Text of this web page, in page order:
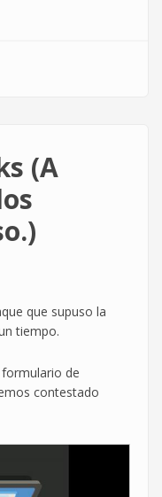
(A
que supuso la
tiempo.
de
contestado